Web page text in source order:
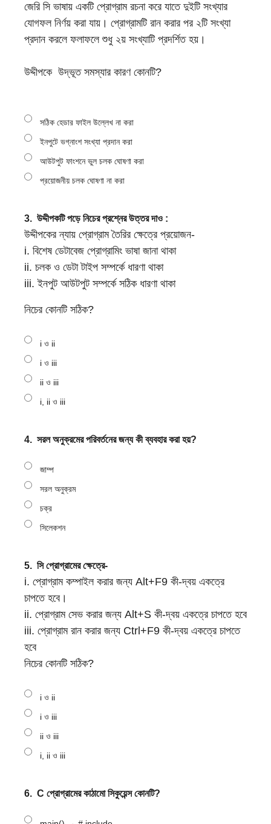
জেরি সি ভাষায় একটি প্রােগ্রাম রচনা করে যাতে দুইটি সংখ্যার
যােগফল নির্ণয় করা যায়। প্রােগ্রামটি রান করার পর ২টি সংখ্যা
প্রদান করলে ফলাফলে শুধু ২য় সংখ্যাটি প্রদর্শিত হয়।
উদ্দীপকে উদ্ভূত সমস্যার কারণ কোনটি?
সঠিক হেডার ফাইল উল্লেখ না করা
ইনপুটে ভগ্নাংশ সংখ্যা প্রদান করা
আউটপুট ফাংশনে ভুল চলক ঘােষণা করা
প্রয়ােজনীয় চলক ঘােষণা না করা
3. উদ্দীপকটি পড়ে নিচের প্রশ্নের উত্তর দাও :
উদ্দীপকের ন্যায় প্রােগ্রাম তৈরির ক্ষেত্রে প্রয়ােজন-
i. বিশেষ ডেটাবেজ প্রােগ্রামিং ভাষা জানা থাকা
ii. চলক ও ডেটা টাইপ সম্পর্কে ধারণা থাকা
iii. ইনপুট আউটপুট সম্পর্কে সঠিক ধারণা থাকা
নিচের কোনটি সঠিক?
i ও ii
i ও iii
ii ও iii
i, ii ও iii
4. সরল অনুক্রমের পরিবর্তনের জন্য কী ব্যবহার করা হয়?
জাম্প
সরল অনুক্রম
চক্র
সিলেকশন
5. সি প্রােগ্রামের ক্ষেত্রে-
i. প্রােগ্রাম কম্পাইল করার জন্য Alt+F9 কী-দ্বয় একত্রে
চাপতে হবে।
ii. প্রােগ্রাম সেভ করার জন্য Alt+S কী-দ্বয় একত্রে চাপতে হবে
iii. প্রােগ্রাম রান করার জন্য Ctrl+F9 কী-দ্বয় একত্রে চাপতে
হবে
নিচের কোনটি সঠিক?
i ও ii
i ও iii
ii ও iii
i, ii ও iii
6. C প্রােগ্রামের কাঠামাে সিকুয়েন্স কোনটি?